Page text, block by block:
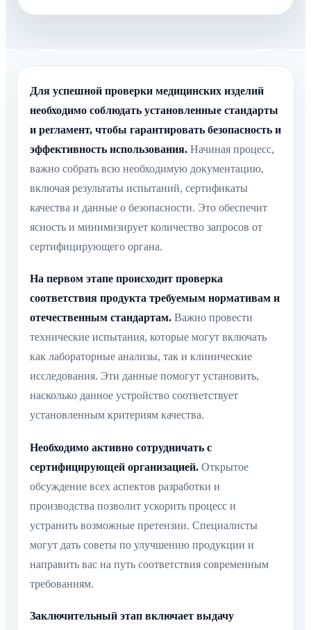
Для успешной проверки медицинских изделий
необходимо соблюдать установленные стандарты
и регламент, чтобы гарантировать безопасность и
эффективность использования. Начиная процесс,
важно собрать всю необходимую документацию,
включая результаты испытаний, сертификаты
качества и данные о безопасности. Это обеспечит
ясность и минимизирует количество запросов от
сертифицирующего органа.
На первом этапе происходит проверка
соответствия продукта требуемым нормативам и
отечественным стандартам. Важно провести
технические испытания, которые могут включать
как лабораторные анализы, так и клинические
исследования. Эти данные помогут установить,
насколько данное устройство соответствует
установленным критериям качества.
Необходимо активно сотрудничать с
сертифицирующей организацией. Открытое
обсуждение всех аспектов разработки и
производства позволит ускорить процесс и
устранить возможные претензии. Специалисты
могут дать советы по улучшению продукции и
направить вас на путь соответствия современным
требованиям.
Заключительный этап включает выдачу